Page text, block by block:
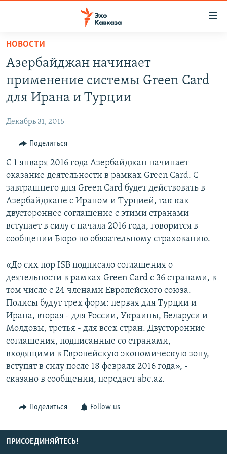
Вернуться
основному
содержанию
Вернутся
главной
навигации
Вернутся
поиску
НОВОСТИ
ТБИЛИСИ
СУХУМИ
ВЕСЬ КАВКАЗ
СЕВЕРНЫЙ КАВКАЗ
АРМЕНИЯ
АЗЕРБАЙДЖАН
ТЕМЫ
ПОЛИТИКА
ЭКОНОМИКА
ОБЩЕСТВО
КУЛЬТУРА
СПОРТ
РУБРИКИ
НЕКРУГЛЫЙ СТОЛ
ГОСТЬ НЕДЕЛИ
ПОЗИЦИЯ
БЛОГИ
МУЛЬТИМЕДИА
ВИДЕО
ФОТО
АУДИО
ПОДКАСТЫ
АРХИВ РАДИОПРОГРАММЫ
ПРИСОЕДИНЯЙТЕСЬ!
Все сайты РСЕ/РС
НОВОСТИ
Азербайджан начинает
применение системы Green Card
для Ирана и Турции
Декабрь 31, 2015
Поделиться
С 1 января 2016 года Азербайджан начинает
оказание деятельности в рамках Green Card. С
завтрашнего дня Green Card будет действовать в
Азербайджане с Ираном и Турцией, так как
двустороннее соглашение с этими странами
вступает в силу с начала 2016 года, говорится в
сообщении Бюро по обязательному страхованию.
«До сих пор ISB подписало соглашения о
деятельности в рамках Green Card с 36 странами, в
том числе с 24 членами Европейского союза.
Полисы будут трех форм: первая для Турции и
Ирана, вторая - для России, Украины, Беларуси и
Молдовы, третья - для всех стран. Двусторонние
соглашения, подписанные со странами,
входящими в Европейскую экономическую зону,
вступят в силу после 18 февраля 2016 года», -
сказано в сообщении, передает abc.az.
Поделиться Follow us
ПРИСОЕДИНЯЙТЕСЬ!